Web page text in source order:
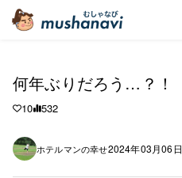
何年ぶりだろう…？！
10 532
ホテルマンの幸せ2024年03月06日